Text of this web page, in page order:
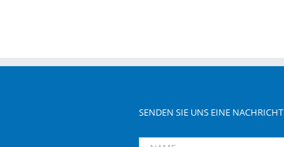
SENDEN SIE UNS EINE NACHRICHT